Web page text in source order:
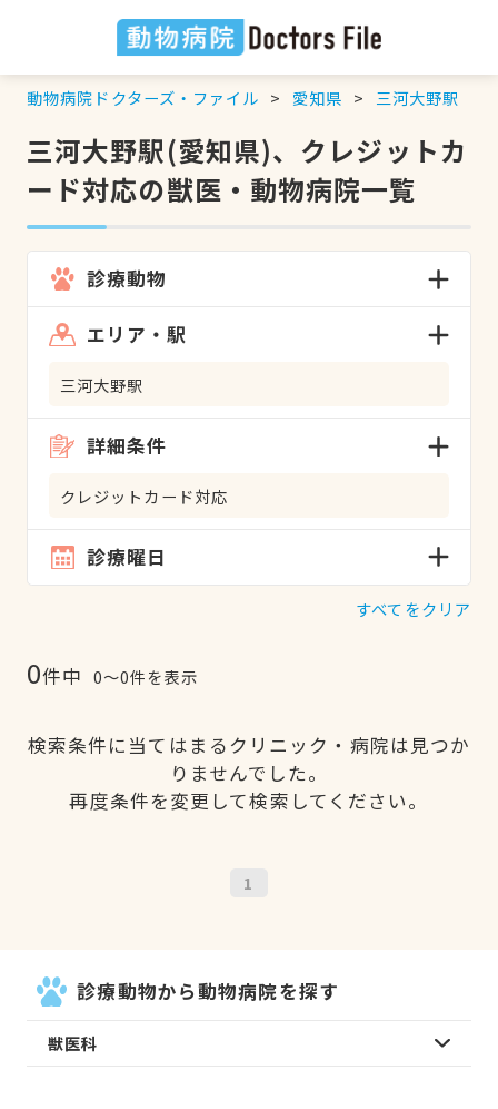
動物病院ドクターズ・ファイル 愛知県 三河大野駅
三河大野駅(愛知県)、クレジットカ
ード対応の獣医・動物病院一覧
診療動物
エリア・駅
三河大野駅
詳細条件
クレジットカード対応
診療曜日
すべてをクリア
0件中 0〜0件を表示
検索条件に当てはまるクリニック・病院は見つか
りませんでした。
再度条件を変更して検索してください。
1
診療動物から動物病院を探す
獣医科